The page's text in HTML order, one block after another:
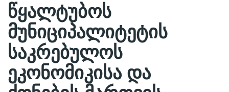
წყალტუბოს
მუნიციპალიტეტის
საკრებულოს
ეკონომიკისა და